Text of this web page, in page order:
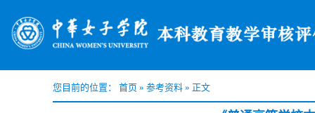
您目前的位置： 首页 » 参考资料 » 正文